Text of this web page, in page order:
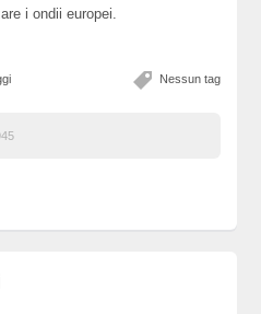
i ondii europei.
Nessun tag